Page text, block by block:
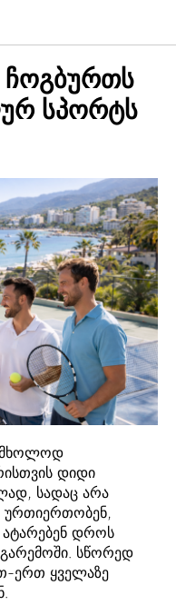
ჩოგბურთს
სპორტს
მხოლოდ
დიდი
სადაც არა
ურთიერთობენ,
ატარებენ დროს
სწორედ
ერთ ყველაზე